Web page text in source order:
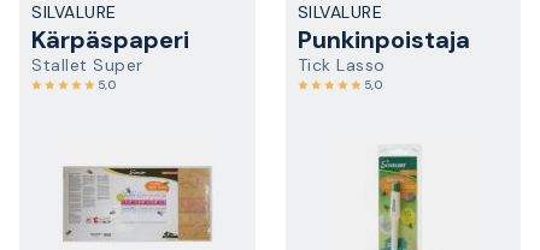
SILVALURE
Kärpäspaperi
Stallet Super
5,0
SILVALURE
Punkinpoistaja
Tick Lasso
5,0